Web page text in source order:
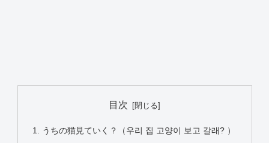
目次
うちの猫見ていく？（우리 집 고양이 보고 갈래? ）